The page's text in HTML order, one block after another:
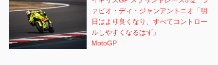
ァビオ・ディ・ジャンアントニオ「明
日はより良くなり、すべてコントロー
ルしやすくなるはず」
MotoGP